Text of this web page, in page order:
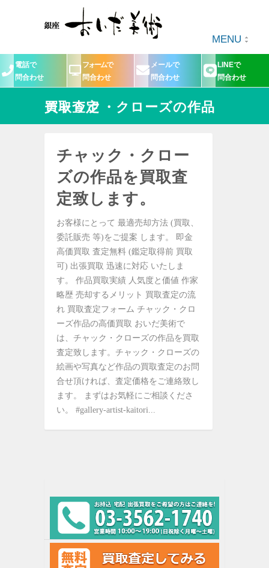
MENU
電話で
問合わせ
フォームで
問合わせ
メールで
問合わせ
LINEで
問合わせ
チャック・クローズの作品買取査定
チャック・クロー
ズの作品を買取査
定致します。
お客様にとって 最適売却方法 (買取、
委託販売 等)をご提案 します。 即金
高価買取 査定無料 (鑑定取得前 買取
可) 出張買取 迅速に対応 いたしま
す。 作品買取実績 人気度と価値 作家
略歴 売却するメリット 買取査定の流
れ 買取査定フォーム チャック・クロ
ーズ作品の高価買取 おいだ美術で
は、チャック・クローズの作品を買取
査定致します。チャック・クローズの
絵画や写真など作品の買取査定のお問
合せ頂ければ、査定価格をご連絡致し
ます。 まずはお気軽にご相談くださ
い。 #gallery-artist-kaitori...